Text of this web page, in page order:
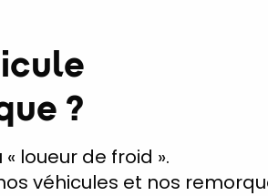
?
loueur de froid ».
véhicules et nos